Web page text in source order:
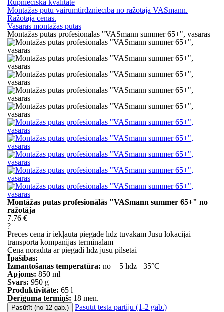
Rūpnieciska kvalitāte
Montāžas putu vairumtirdzniecība no ražotāja VASmann.
Ražotāja cenas.
Vasaras montāžas putas
Montāžas putas profesionālās "VASmann summer 65+", vasaras
Montāžas putas profesionālās "VASmann summer 65+" no
ražotāja
7.76 €
?
Preces cenā ir iekļauta piegāde līdz tuvākam Jūsu lokācijai
transporta kompānijas terminālam
Cena norādīta ar piegādi līdz jūsu pilsētai
Īpašības:
Izmantošanas temperatūra: no + 5 līdz +35°C
Apjoms: 850 ml
Svars: 950 g
Produktivitāte: 65 l
Derīguma termiņš: 18 mēn.
Pasūtīt (no 12 gab.) Pasūtīt testa partiju (1-2 gab.)